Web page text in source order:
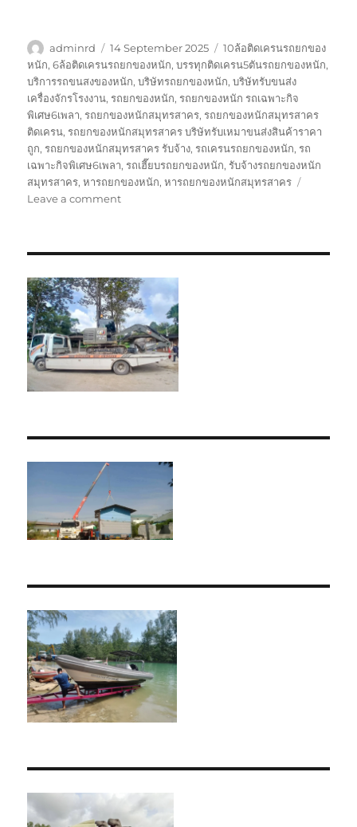
Author
adminrd
Posted
on
14 September 2025 Tags
10ล้อติดเครนรถยกของ
หนัก,6ล้อติดเครนรถยกของหนัก,บรรทุกติดเครน5ตันรถยกของหนัก,
บริการรถขนสงของหนัก,บริษัทรถยกของหนัก,บริษัทรับขนส่ง
เครื่องจักรโรงงาน,รถยกของหนัก,รถยกของหนัก รถเฉพาะกิจ
พิเศษ6เพลา,รถยกของหนักสมุทรสาคร,รถยกของหนักสมุทรสาคร
ติดเครน,รถยกของหนักสมุทรสาคร บริษัทรับเหมาขนส่งสินค้าราคา
ถูก,รถยกของหนักสมุทรสาคร รับจ้าง,รถเครนรถยกของหนัก,รถ
เฉพาะกิจพิเศษ6เพลา,รถเฮี๊ยบรถยกของหนัก,รับจ้างรถยกของหนัก
สมุทรสาคร,หารถยกของหนัก,หารถยกของหนักสมุทรสาคร
Leave a commenton
สมุทรสาคร
บริษัท
รับ
เหมา
ขนส่ง
สินค้า